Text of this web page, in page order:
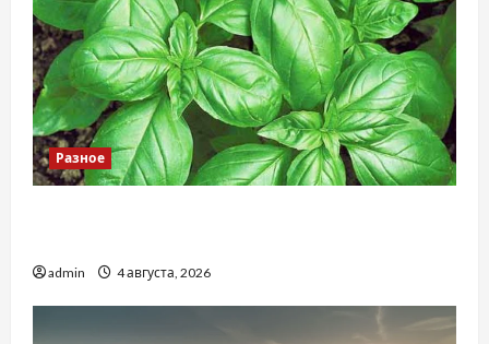
Разное
admin 4 августа, 2026